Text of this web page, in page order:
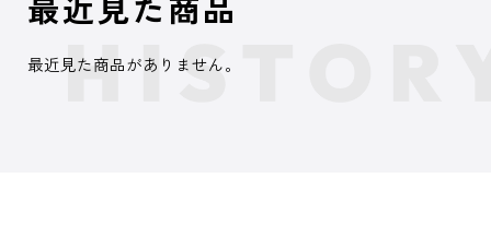
最近見た商品がありません。